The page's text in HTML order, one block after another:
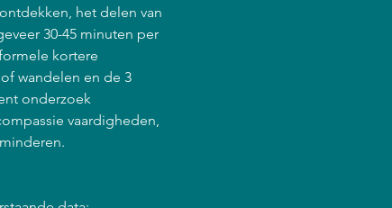
het delen van
30-45 minuten per
kortere
wandelen en de 3
onderzoek
vaardigheden,